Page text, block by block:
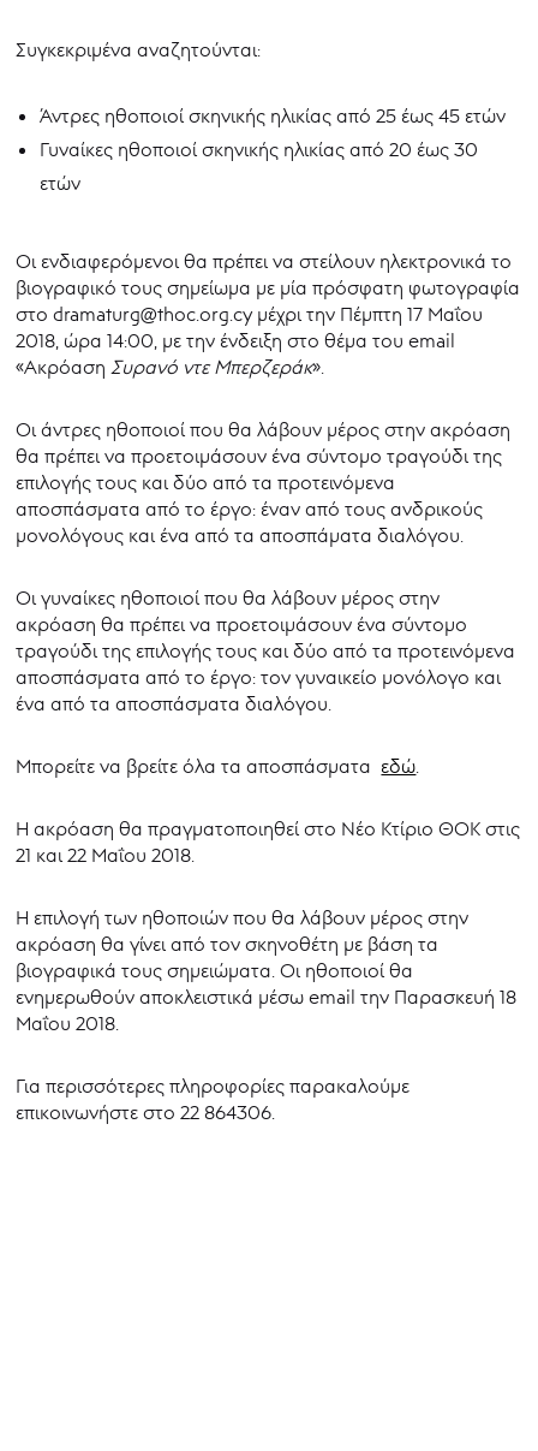
Συγκεκριμένα αναζητούνται:
Άντρες ηθοποιοί σκηνικής ηλικίας από 25 έως 45 ετών
Γυναίκες ηθοποιοί σκηνικής ηλικίας από 20 έως 30
ετών
Οι ενδιαφερόμενοι θα πρέπει να στείλουν ηλεκτρονικά το
βιογραφικό τους σημείωμα με μία πρόσφατη φωτογραφία
στο dramaturg@thoc.org.cy μέχρι την Πέμπτη 17 Μαΐου
2018, ώρα 14:00, με την ένδειξη στο θέμα του email
«Ακρόαση Συρανό ντε Μπερζεράκ».
Οι άντρες ηθοποιοί που θα λάβουν μέρος στην ακρόαση
θα πρέπει να προετοιμάσουν ένα σύντομο τραγούδι της
επιλογής τους και δύο από τα προτεινόμενα
αποσπάσματα από το έργο: έναν από τους ανδρικούς
μονολόγους και ένα από τα αποσπάματα διαλόγου.
Οι γυναίκες ηθοποιοί που θα λάβουν μέρος στην
ακρόαση θα πρέπει να προετοιμάσουν ένα σύντομο
τραγούδι της επιλογής τους και δύο από τα προτεινόμενα
αποσπάσματα από το έργο: τον γυναικείο μονόλογο και
ένα από τα αποσπάσματα διαλόγου.
Μπορείτε να βρείτε όλα τα αποσπάσματα εδώ
Η ακρόαση θα πραγματοποιηθεί στο Νέο Κτίριο ΘΟΚ στις
21 και 22 Μαΐου 2018.
Η επιλογή των ηθοποιών που θα λάβουν μέρος στην
ακρόαση θα γίνει από τον σκηνοθέτη με βάση τα
βιογραφικά τους σημειώματα. Οι ηθοποιοί θα
ενημερωθούν αποκλειστικά μέσω email την Παρασκευή 18
Μαΐου 2018.
Για περισσότερες πληροφορίες παρακαλούμε
επικοινωνήστε στο 22 864306.